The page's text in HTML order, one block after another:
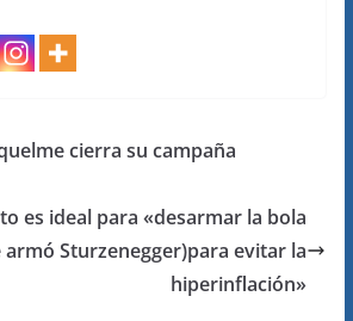
cierra su campaña
es ideal para «desarmar la bola
armó Sturzenegger)para evitar la
hiperinflación»